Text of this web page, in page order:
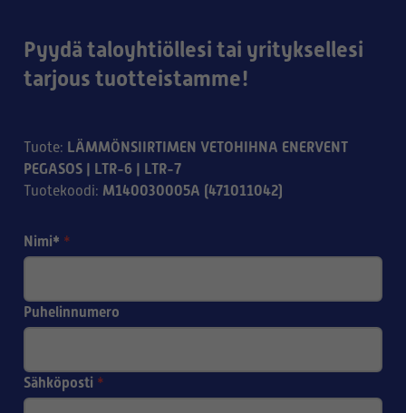
Pyydä taloyhtiöllesi tai yrityksellesi
tarjous tuotteistamme!
Tuote: LÄMMÖNSIIRTIMEN VETOHIHNA ENERVENT
PEGASOS | LTR-6 | LTR-7
Tuotekoodi: M140030005A (471011042)
Nimi* *
Puhelinnumero
Sähköposti *